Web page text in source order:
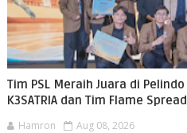
Tim PSL Meraih Juara di
K3SATRIA dan Tim Flame
Hamron Aug 08, 2026